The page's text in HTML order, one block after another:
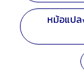
หม้อแป